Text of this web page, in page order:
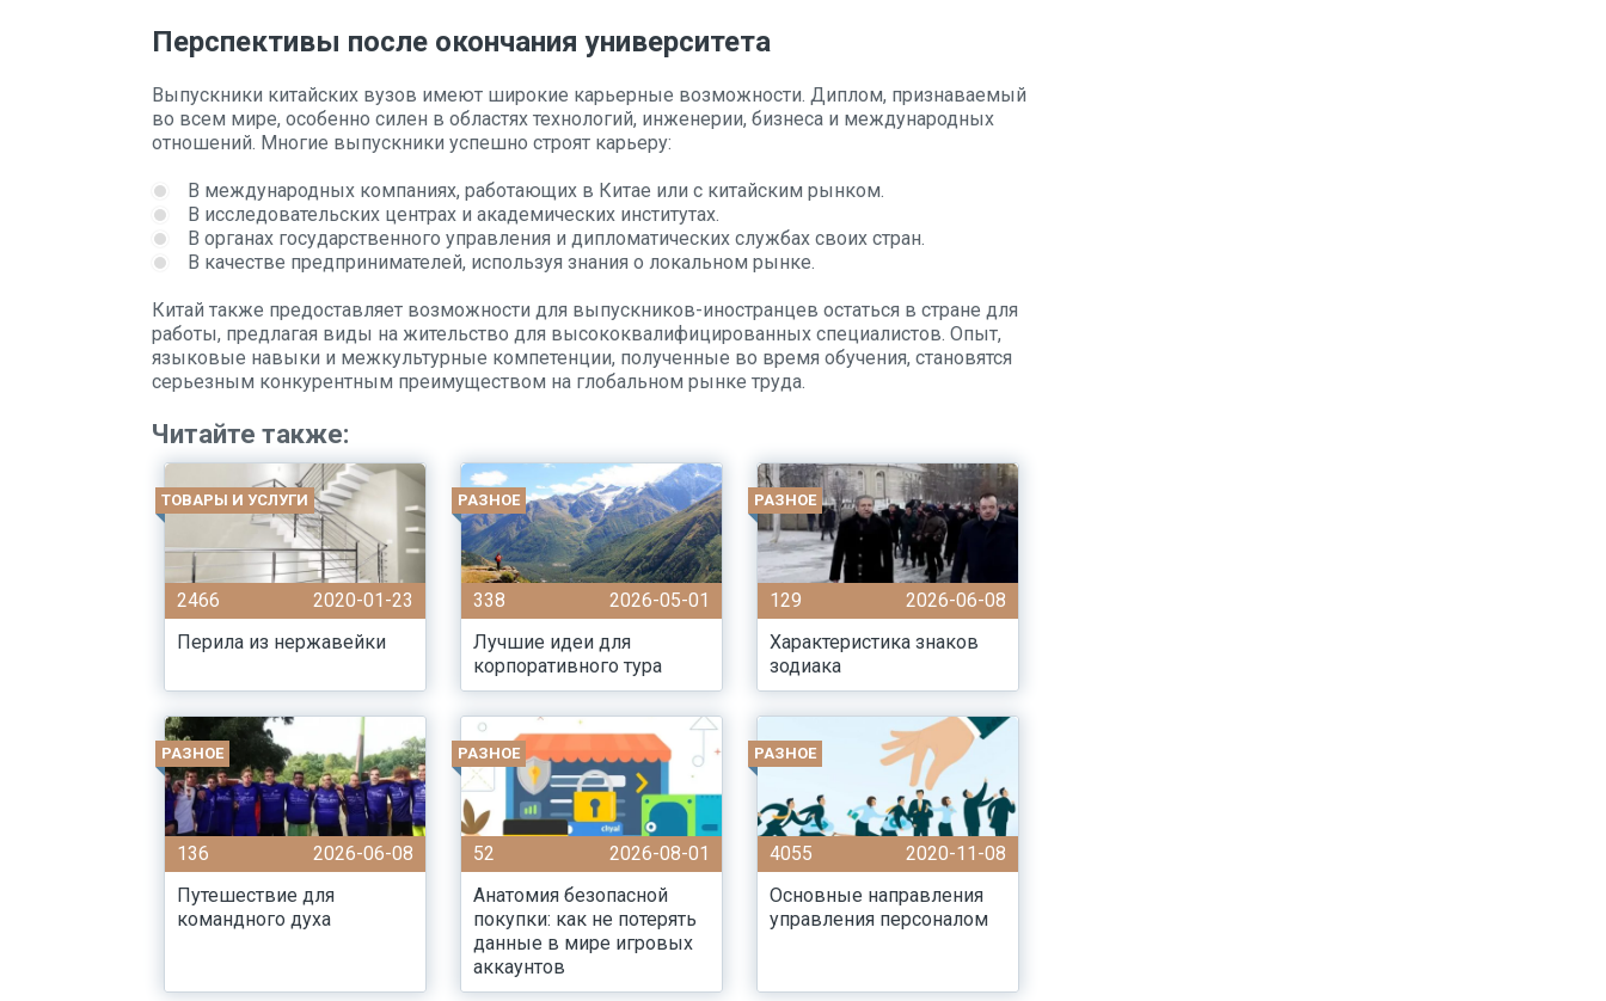
Перспективы после окончания университета
Выпускники китайских вузов имеют широкие карьерные возможности. Диплом, признаваемый
во всем мире, особенно силен в областях технологий, инженерии, бизнеса и международных
отношений. Многие выпускники успешно строят карьеру:
В международных компаниях, работающих в Китае или с китайским рынком.
В исследовательских центрах и академических институтах.
В органах государственного управления и дипломатических службах своих стран.
В качестве предпринимателей, используя знания о локальном рынке.
Китай также предоставляет возможности для выпускников-иностранцев остаться в стране для
работы, предлагая виды на жительство для высококвалифицированных специалистов. Опыт,
языковые навыки и межкультурные компетенции, полученные во время обучения, становятся
серьезным конкурентным преимуществом на глобальном рынке труда.
Читайте также:
ТОВАРЫ И УСЛУГИ
2466
2020-01-23
Перила из нержавейки
РАЗНОЕ
338
2026-05-01
Лучшие идеи для
корпоративного тура
РАЗНОЕ
129
2026-06-08
Характеристика знаков
зодиака
РАЗНОЕ
136
2026-06-08
Путешествие для
командного духа
РАЗНОЕ
52
2026-08-01
Анатомия безопасной
покупки: как не потерять
данные в мире игровых
аккаунтов
РАЗНОЕ
4055
2020-11-08
Основные направления
управления персоналом